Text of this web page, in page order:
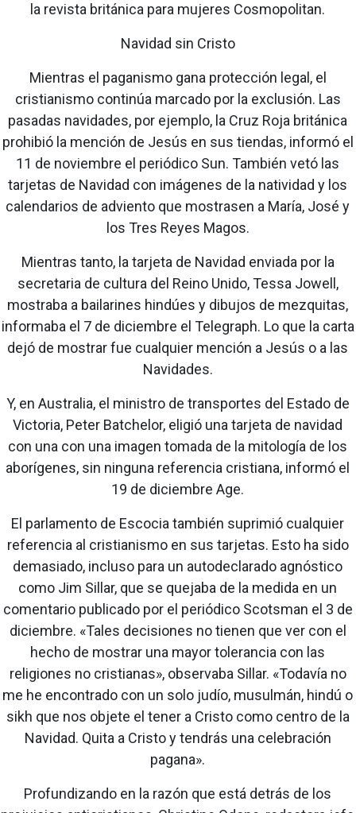
la revista británica para mujeres Cosmopolitan.
Navidad sin Cristo
Mientras el paganismo gana protección legal, el
cristianismo continúa marcado por la exclusión. Las
pasadas navidades, por ejemplo, la Cruz Roja británica
prohibió la mención de Jesús en sus tiendas, informó el
11 de noviembre el periódico Sun. También vetó las
tarjetas de Navidad con imágenes de la natividad y los
calendarios de adviento que mostrasen a María, José y
los Tres Reyes Magos.
Mientras tanto, la tarjeta de Navidad enviada por la
secretaria de cultura del Reino Unido, Tessa Jowell,
mostraba a bailarines hindúes y dibujos de mezquitas,
informaba el 7 de diciembre el Telegraph. Lo que la carta
dejó de mostrar fue cualquier mención a Jesús o a las
Navidades.
Y, en Australia, el ministro de transportes del Estado de
Victoria, Peter Batchelor, eligió una tarjeta de navidad
con una con una imagen tomada de la mitología de los
aborígenes, sin ninguna referencia cristiana, informó el
19 de diciembre Age.
El parlamento de Escocia también suprimió cualquier
referencia al cristianismo en sus tarjetas. Esto ha sido
demasiado, incluso para un autodeclarado agnóstico
como Jim Sillar, que se quejaba de la medida en un
comentario publicado por el periódico Scotsman el 3 de
diciembre. «Tales decisiones no tienen que ver con el
hecho de mostrar una mayor tolerancia con las
religiones no cristianas», observaba Sillar. «Todavía no
me he encontrado con un solo judío, musulmán, hindú o
sikh que nos objete el tener a Cristo como centro de la
Navidad. Quita a Cristo y tendrás una celebración
pagana».
Profundizando en la razón que está detrás de los